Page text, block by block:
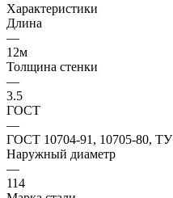
Характеристики
Длина
—
12м
Толщина стенки
—
3.5
ГОСТ
—
ГОСТ 10704-91, 10705-80, ТУ
Наружный диаметр
—
114